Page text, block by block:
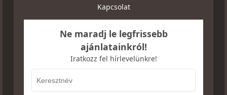
Kapcsolat
Ne maradj le legfrissebb
ajánlatainkról!
Iratkozz fel hírlevelünkre!